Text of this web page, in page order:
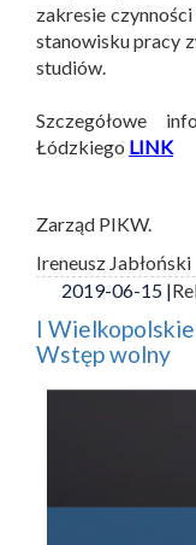
zakresie
stanowisku pracy
studiów.
Szczegółowe
Łódzkiego LINK
Zarząd PIKW.
Ireneusz Jabłoński
2019-06-15 |
I
Wstęp wolny